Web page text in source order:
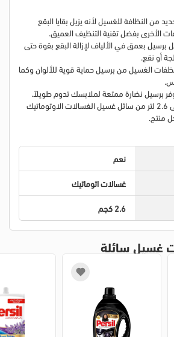
من النظافة للغسيل لأنه يزيل بقايا البقع
الأخرى بفضل تقنية التنظيف العميق.
برسيل بعمق في الألياف لإزالة البقع بقوة حتى
أو نقع.
الغسيل من برسيل حماية قوية للألوان وكما
برسيل نضارة ممتعة لملابسك تدوم طويلاً.
يحتوي منتج برسيل على 2.6 لتر من سائل غسيل الغسالات الاوتوماتيك
نعم
غسالات اتوماتيك
2.6 كجم
غسيل سائلة